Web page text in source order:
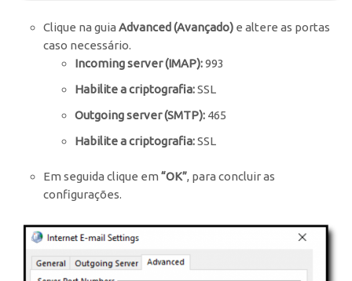
Clique na guia Advanced (Avançado) e altere as portas
caso necessário.
Incoming server (IMAP):993
Habilite a criptografia:SSL
Outgoing server (SMTP): 465
Habilite a criptografia:SSL
Em seguida clique em “OK”, para concluir as
configurações.